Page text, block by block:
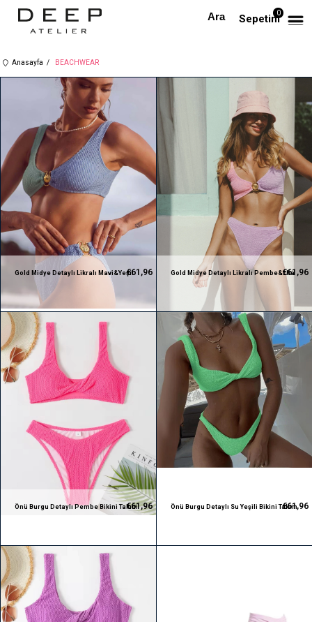
Sepetim0
Anasayfa BEACHWEAR
Gold Midye Detaylı Likralı Mavi&Yeşil
Bikini Takım
€61,96
Gold Midye Detaylı Likralı Pembe&Llia
Bikini Takım
€61,96
Önü Burgu Detaylı Pembe Bikini Takım€61,96 Önü Burgu Detaylı Su Yeşili Bikini Takım€61,96